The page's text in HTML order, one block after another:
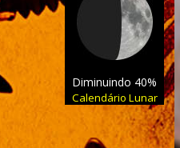
Diminuindo 40%
Calendário Lunar